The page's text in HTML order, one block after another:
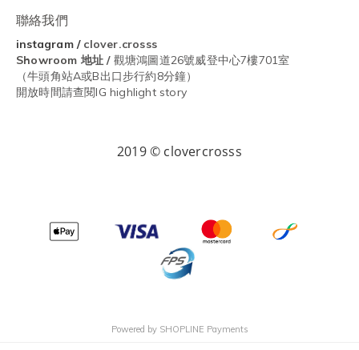
聯絡我們
instagram/ clover.crosss
Showroom 地址 / 觀塘鴻圖道26號威登中心7樓701室
（牛頭角站A或B出口步行約8分鐘）
開放時間請查閱IG highlight story
2019 © clovercrosss
Powered by SHOPLINE Payments